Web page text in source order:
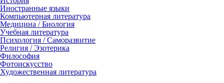
Иностранные языки
Компьютерная литература
Медицина / Биология
Учебная литература
Психология / Саморазвитие
Религия / Эзотерика
Философия
Фотоискусство
Художественная литература